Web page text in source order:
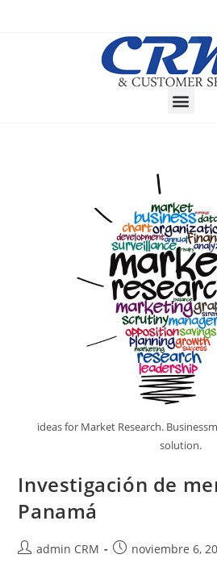
ideas for Market Research.
solution.
Investigación de
Panamá
admin CRM noviembre 6,